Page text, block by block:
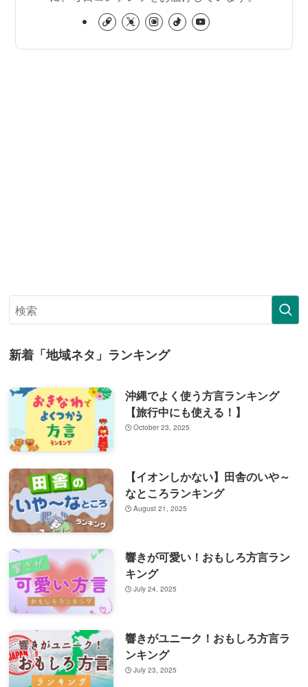
新着「地域ネタ」ランキング
沖縄でよく使う方言ランキング
【旅行中にも使える！】
October 23, 2025
【イオンしかない】田舎のいや～
なところランキング
August 21, 2025
響きが可愛い！おもしろ方言ラン
キング
July 24, 2025
響きがユニーク！おもしろ方言ラ
ンキング
July 23, 2025